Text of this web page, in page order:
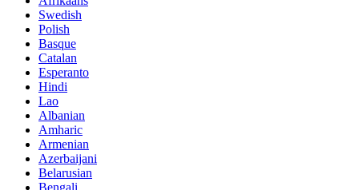
Swedish
Polish
Basque
Catalan
Esperanto
Hindi
Lao
Albanian
Amharic
Armenian
Azerbaijani
Belarusian